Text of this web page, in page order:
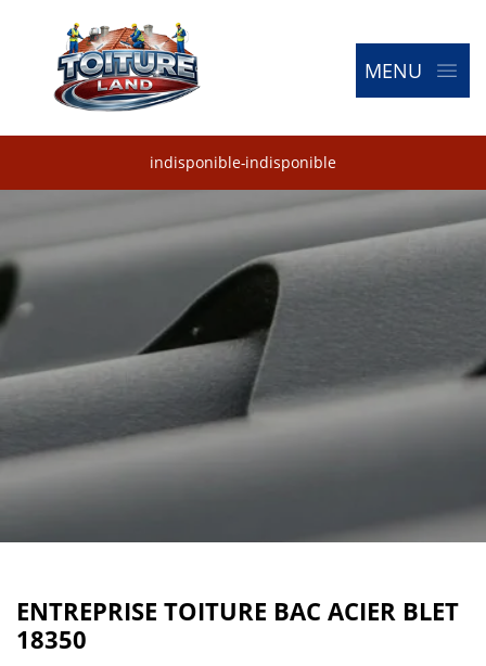
MENU
indisponible-indisponible
ENTREPRISE TOITURE BAC ACIER BLET
18350